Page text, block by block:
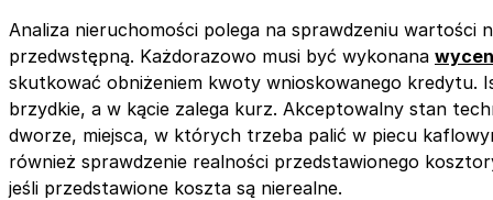
Analiza nieruchomości polega na sprawdzeniu wartości
przedwstępną. Każdorazowo musi być wykonana
skutkować obniżeniem kwoty wnioskowanego kredytu.
brzydkie, a w kącie zalega kurz. Akceptowalny stan
dworze, miejsca, w których trzeba palić w piecu
również sprawdzenie realności przedstawionego
jeśli przedstawione koszta są nierealne.